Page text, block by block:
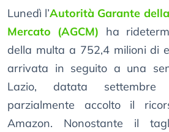
Lunedì l’Autorità Garante
Mercato (AGCM) ha
della multa a 752,4 milioni di
arrivata in seguito a una
Lazio, datata
parzialmente accolto il
Amazon. Nonostante il